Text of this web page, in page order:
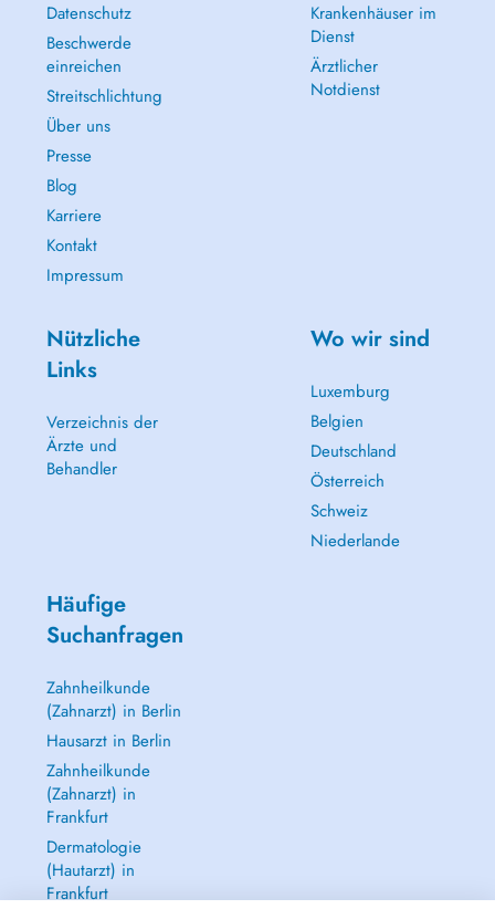
Datenschutz
Beschwerde
einreichen
Streitschlichtung
Über uns
Presse
Blog
Karriere
Kontakt
Impressum
Krankenhäuser im
Dienst
Ärztlicher
Notdienst
Nützliche
Links
Verzeichnis der
Ärzte und
Behandler
Wo wir sind
Luxemburg
Belgien
Deutschland
Österreich
Schweiz
Niederlande
Häufige
Suchanfragen
Zahnheilkunde
(Zahnarzt) in Berlin
Hausarzt in Berlin
Zahnheilkunde
(Zahnarzt) in
Frankfurt
Dermatologie
(Hautarzt) in
Frankfurt